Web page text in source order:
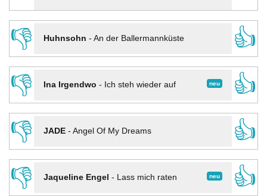
👎
Huhnsohn - An der Ballermannküste
👍
👎
neu
Ina Irgendwo - Ich steh wieder auf
👍
👎
JADE- Angel Of My Dreams
👍
👎
neu
Jaqueline Engel - Lass mich raten
👍